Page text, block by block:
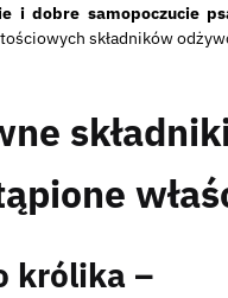
i dobre samopoczucie
składników
królika –